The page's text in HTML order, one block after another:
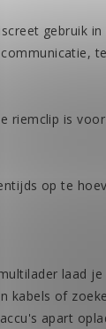
gebruik in
riemclip is
op te
laad je
kabels of
apart